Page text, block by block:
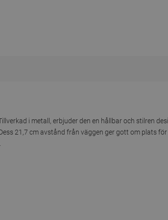
i metall, erbjuder den en hållbar och stilren
21,7 cm avstånd från väggen ger gott om plats